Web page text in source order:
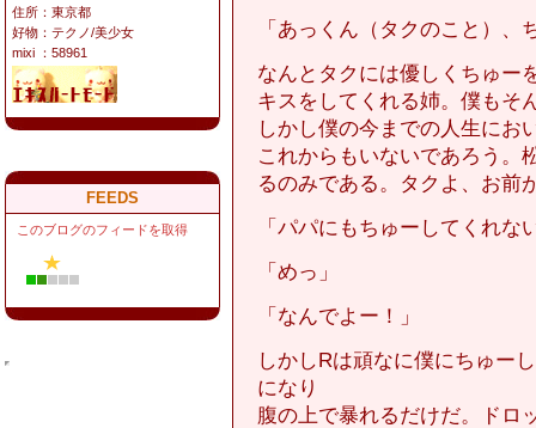
「あっくん（タクのこと）、
なんとタクには優しくちゅー
キスをしてくれる姉。僕もそ
しかし僕の今までの人生にお
これからもいないであろう。
るのみである。タクよ、お前
「パパにもちゅーしてくれな
「めっ」
「なんでよー！」
しかしRは頑なに僕にちゅー
になり
腹の上で暴れるだけだ。ドロ
住所：東京都
好物：テクノ/美少女
mixi ：58961
FEEDS
このブログのフィードを取得